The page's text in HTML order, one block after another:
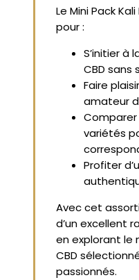
Le Mini Pack
pour :
S’initier à
CBD sans
Faire
amateur
variétés
Profiter
Avec cet
d’un excellent
en explorant le
CBD
passionnés.